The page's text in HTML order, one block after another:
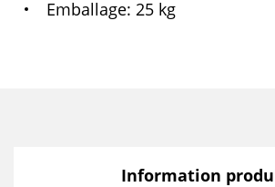
Emballage 25 kg
Information